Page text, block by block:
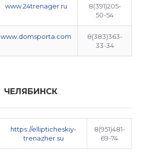
www.24trenager.ru
8(391)205-
50-54
www.domsporta.com
8(383)363-
33-34
ЧЕЛЯБИНСК
https://ellipticheskiy-
trenazher.su
8(951)481-
69-74